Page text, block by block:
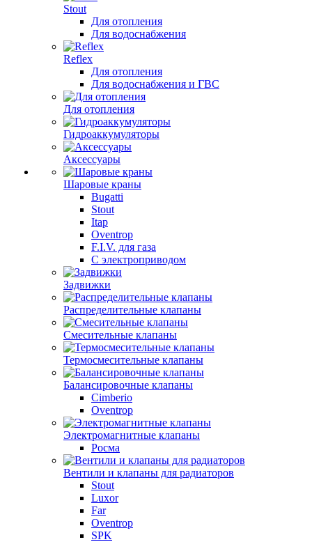
Stout
Для отопления
Для водоснабжения
Reflex
Для отопления
Для водоснабжения и ГВС
Для отопления
Гидроаккумуляторы
Аксессуары
Шаровые краны
Bugatti
Stout
Itap
Oventrop
F.I.V. для газа
С электроприводом
Задвижки
Распределительные клапаны
Cмесительные клапаны
Термосмесительные клапаны
Балансировочные клапаны
Cimberio
Oventrop
Электромагнитные клапаны
Росма
Вентили и клапаны для радиаторов
Stout
Luxor
Far
Oventrop
SPK